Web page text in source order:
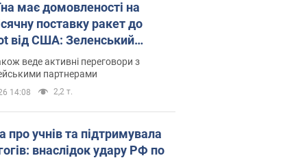
має домовленості на
поставку ракет до
від США: Зеленський
подробиці
веде активні переговори з
партнерами
14:08 2,2 т.
про учнів та підтримувала
внаслідок удару РФ по